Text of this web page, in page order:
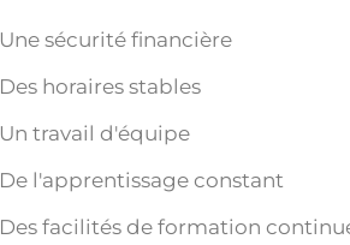
Une sécurité financière
Des horaires stables
Un travail d'équipe
De l'apprentissage constant
Des facilités de formation